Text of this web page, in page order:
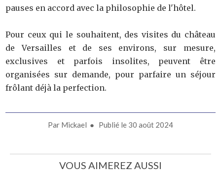
pauses en accord avec la philosophie de l'hôtel.
Pour ceux qui le souhaitent, des visites du château
de Versailles et de ses environs, sur mesure,
exclusives et parfois insolites, peuvent être
organisées sur demande, pour parfaire un séjour
frôlant déjà la perfection.
Par Mickael ● Publié le 30 août 2024
VOUS AIMEREZ AUSSI